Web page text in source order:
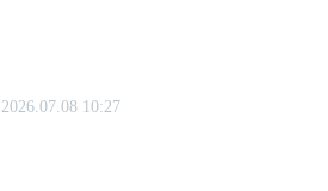
2026.07.08 10:27